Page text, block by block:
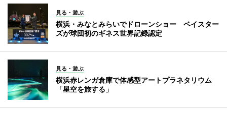
見る・遊ぶ
横浜・みなとみらいでドローンショー ベイスター
ズが球団初のギネス世界記録認定
見る・遊ぶ
横浜赤レンガ倉庫で体感型アートプラネタリウム
「星空を旅する」